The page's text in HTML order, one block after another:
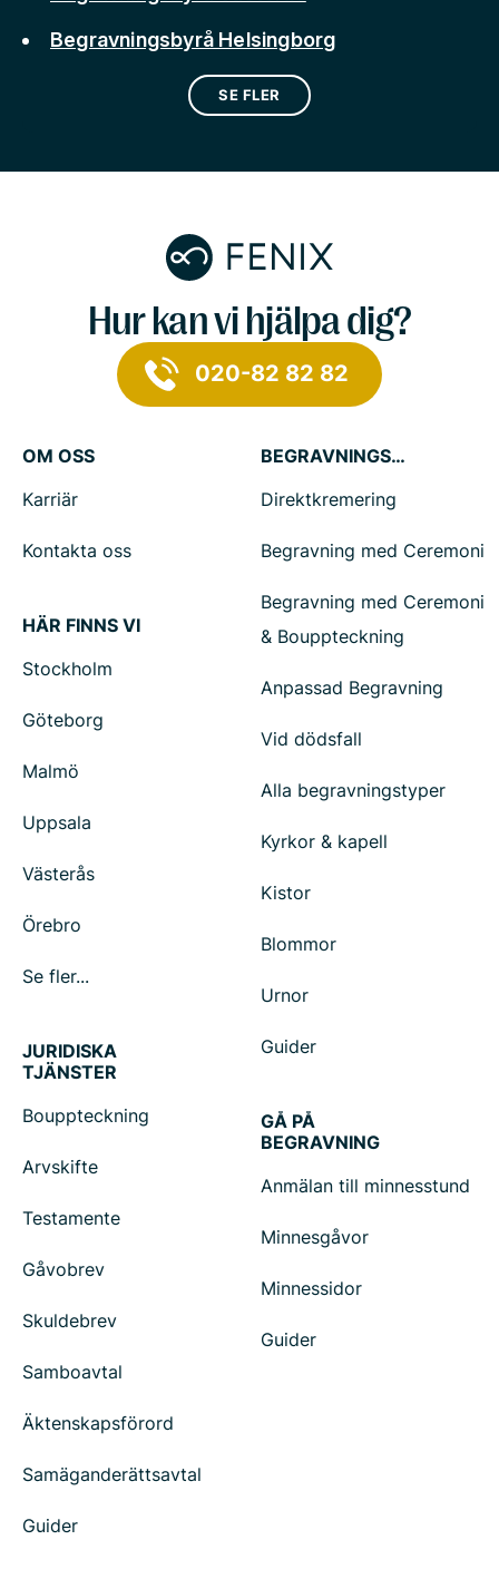
Begravningsbyrå Helsingborg
SE FLER
Hur kan vi hjälpa dig?
020-82 82 82
OM OSS
Karriär
Kontakta oss
HÄR FINNS VI
Stockholm
Göteborg
Malmö
Uppsala
Västerås
Örebro
Se fler...
BEGRAVNINGSTJÄNSTER
Direktkremering
Begravning med Ceremoni
Begravning med Ceremoni
& Bouppteckning
Anpassad Begravning
Vid dödsfall
Alla begravningstyper
Kyrkor & kapell
Kistor
Blommor
Urnor
Guider
JURIDISKA
TJÄNSTER
Bouppteckning
Arvskifte
Testamente
Gåvobrev
Skuldebrev
Samboavtal
Äktenskapsförord
Samäganderättsavtal
Guider
GÅ PÅ
BEGRAVNING
Anmälan till minnesstund
Minnesgåvor
Minnessidor
Guider